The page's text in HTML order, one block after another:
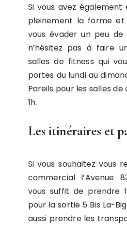
Si vous avez
pleinement la forme
vous évader un peu de
n’hésitez pas à faire
salles de fitness qui
portes du lundi au
Pareils pour les salles de
1h.
Les itinéraires et
Si vous souhaitez vous
commercial l’Avenue
vous suffit de prendre
pour la sortie 5 Bis La-
aussi prendre les